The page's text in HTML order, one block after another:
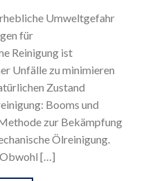
Umweltgefahr
für
Reinigung ist
Unfälle zu minimieren
Zustand
Booms und
zur Bekämpfung
Ölreinigung.
Obwohl […]